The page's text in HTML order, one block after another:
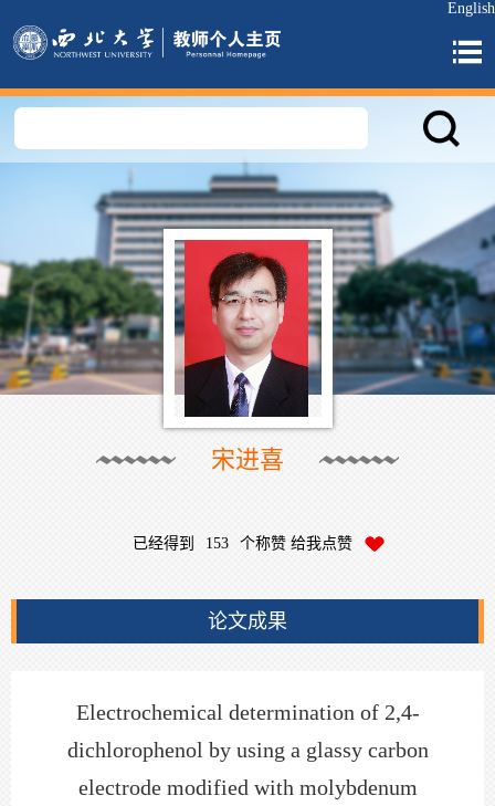
English
宋进喜
已经得到 153 个称赞 给我点赞
论文成果
Electrochemical determination of 2,4-
dichlorophenol by using a glassy carbon
electrode modified with molybdenum